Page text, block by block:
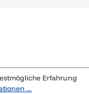
Erfahrung
...